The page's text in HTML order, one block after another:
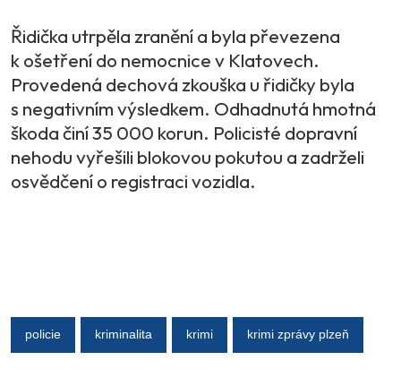
Řidička utrpěla zranění a byla převezena
k ošetření do nemocnice v Klatovech.
Provedená dechová zkouška u řidičky byla
s negativním výsledkem. Odhadnutá hmotná
škoda činí 35 000 korun. Policisté dopravní
nehodu vyřešili blokovou pokutou a zadrželi
osvědčení o registraci vozidla.
policie kriminalita krimi krimi zprávy plzeň